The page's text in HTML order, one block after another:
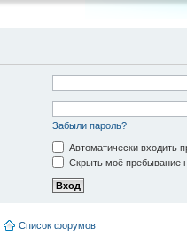
Забыли пароль?
Автоматически входить
Скрыть моё пребывание
Список форумов